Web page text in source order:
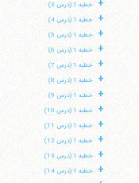
+ خطبه 1 (درس 3)
+ خطبه 1 (درس 4)
+ خطبه 1 (درس 5)
+ خطبه 1 (درس 6)
+ خطبه 1 (درس 7)
+ خطبه 1 (درس 8)
+ خطبه 1 (درس 9)
+ خطبه 1 (درس 10)
+ خطبه 1 (درس 11)
+ خطبه 1 (درس 12)
+ خطبه 1 (درس 13)
+ خطبه 1 (درس 14)